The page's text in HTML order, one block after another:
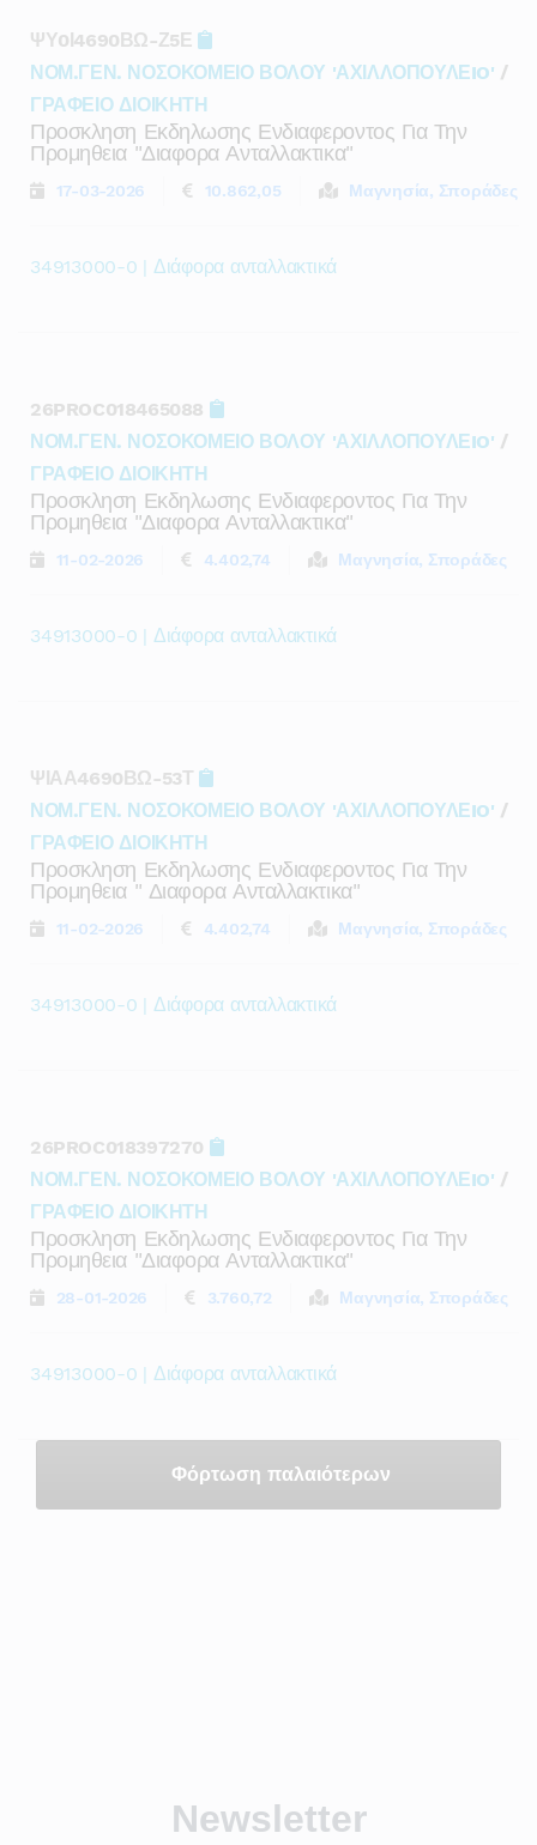
ΨΥ0Ι4690ΒΩ-Ζ5Ε
ΝΟΜ.ΓΕΝ. ΝΟΣΟΚΟΜΕΙΟ ΒΟΛΟΥ 'ΑΧΙΛΛΟΠΟΥΛΕIO' /
ΓΡΑΦΕΙΟ ΔΙΟΙΚΗΤΗ
Προσκληση Εκδηλωσης Ενδιαφεροντος Για Την
Προμηθεια "διαφορα Ανταλλακτικα"
17-03-2026 10.862,05 Μαγνησία, Σποράδες
34913000-0 | Διάφορα ανταλλακτικά
26PROC018465088
ΝΟΜ.ΓΕΝ. ΝΟΣΟΚΟΜΕΙΟ ΒΟΛΟΥ 'ΑΧΙΛΛΟΠΟΥΛΕIO' /
ΓΡΑΦΕΙΟ ΔΙΟΙΚΗΤΗ
Προσκληση Εκδηλωσης Ενδιαφεροντος Για Την
Προμηθεια "διαφορα Ανταλλακτικα"
11-02-2026 4.402,74 Μαγνησία, Σποράδες
34913000-0 | Διάφορα ανταλλακτικά
ΨΙΑΑ4690ΒΩ-53Τ
ΝΟΜ.ΓΕΝ. ΝΟΣΟΚΟΜΕΙΟ ΒΟΛΟΥ 'ΑΧΙΛΛΟΠΟΥΛΕIO' /
ΓΡΑΦΕΙΟ ΔΙΟΙΚΗΤΗ
Προσκληση Εκδηλωσης Ενδιαφεροντος Για Την
Προμηθεια " Διαφορα Ανταλλακτικα"
11-02-2026 4.402,74 Μαγνησία, Σποράδες
34913000-0 | Διάφορα ανταλλακτικά
26PROC018397270
ΝΟΜ.ΓΕΝ. ΝΟΣΟΚΟΜΕΙΟ ΒΟΛΟΥ 'ΑΧΙΛΛΟΠΟΥΛΕIO' /
ΓΡΑΦΕΙΟ ΔΙΟΙΚΗΤΗ
Προσκληση Εκδηλωσης Ενδιαφεροντος Για Την
Προμηθεια "διαφορα Ανταλλακτικα"
28-01-2026 3.760,72 Μαγνησία, Σποράδες
34913000-0 | Διάφορα ανταλλακτικά
Φόρτωση παλαιότερων